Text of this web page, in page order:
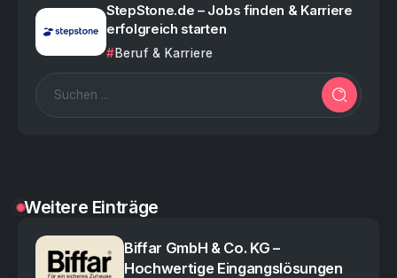
StepStone.de – Jobs finden & Karriere
erfolgreich starten
Beruf & Karriere
Weitere Einträge
Biffar GmbH & Co. KG –
Hochwertige Eingangslösungen